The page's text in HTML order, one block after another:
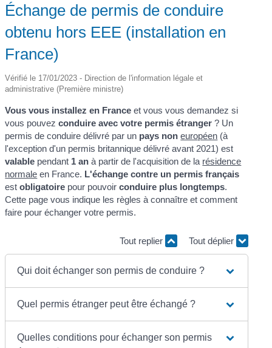
Échange de permis de conduire
obtenu hors EEE (installation en
France)
Vérifié le 17/01/2023 - Direction de l'information légale et
administrative (Première ministre)
Vous vous installez en France et vous vous demandez si
vous pouvezconduire avec votre permis étranger ? Un
permis de conduire délivré par un pays noneuropéen (à
l'exception d'un permis britannique délivré avant 2021) est
valable pendant 1 an à partir de l'acquisition de la résidence
normale en France. L'échange contre un permis français
estobligatoire pour pouvoirconduire plus longtemps.
Cette page vous indique les règles à connaître et comment
faire pour échanger votre permis.
Tout replier Tout déplier
Qui doit échanger son permis de conduire ?
Quel permis étranger peut être échangé ?
Quelles conditions pour échanger son permis